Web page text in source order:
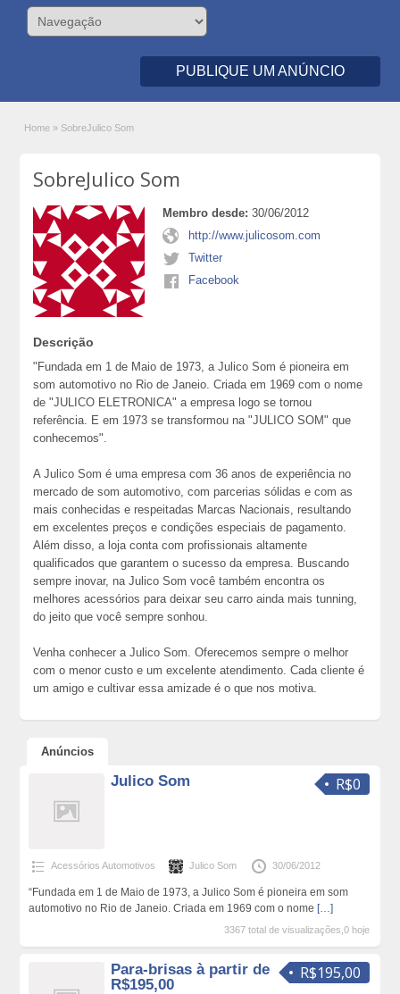
PUBLIQUE UM ANÚNCIO
Home » SobreJulico Som
SobreJulico Som
Membro desde: 30/06/2012
http://www.julicosom.com
Twitter
Facebook
Descrição
"Fundada em 1 de Maio de 1973, a Julico Som é pioneira em
som automotivo no Rio de Janeio. Criada em 1969 com o nome
de "JULICO ELETRONICA" a empresa logo se tornou
referência. E em 1973 se transformou na "JULICO SOM" que
conhecemos".
A Julico Som é uma empresa com 36 anos de experiência no
mercado de som automotivo, com parcerias sólidas e com as
mais conhecidas e respeitadas Marcas Nacionais, resultando
em excelentes preços e condições especiais de pagamento.
Além disso, a loja conta com profissionais altamente
qualificados que garantem o sucesso da empresa. Buscando
sempre inovar, na Julico Som você também encontra os
melhores acessórios para deixar seu carro ainda mais tunning,
do jeito que você sempre sonhou.
Venha conhecer a Julico Som. Oferecemos sempre o melhor
com o menor custo e um excelente atendimento. Cada cliente é
um amigo e cultivar essa amizade é o que nos motiva.
Anúncios
R$0
Julico Som
Acessórios Automotivos Julico Som 30/06/2012
“Fundada em 1 de Maio de 1973, a Julico Som é pioneira em som
automotivo no Rio de Janeio. Criada em 1969 com o nome […]
3367 total de visualizações,0 hoje
R$195,00
Para-brisas à partir de
R$195,00